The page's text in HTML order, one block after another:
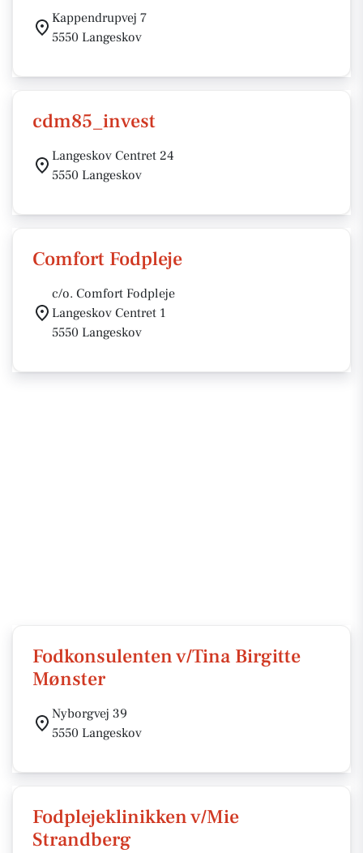
Kappendrupvej 7
5550 Langeskov
cdm85_invest
Langeskov Centret 24
5550 Langeskov
Comfort Fodpleje
c/o. Comfort Fodpleje
Langeskov Centret 1
5550 Langeskov
Fodkonsulenten v/Tina Birgitte
Mønster
Nyborgvej 39
5550 Langeskov
Fodplejeklinikken v/Mie
Strandberg